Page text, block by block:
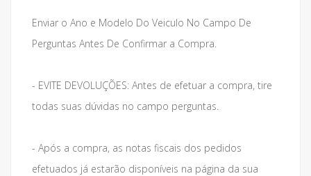
Enviar o Ano e Modelo Do Veiculo No Campo De
Perguntas Antes De Confirmar a Compra.
- EVITE DEVOLUÇÕES: Antes de efetuar a compra, tire
todas suas dúvidas no campo perguntas.
- Após a compra, as notas fiscais dos pedidos
efetuados já estarão disponíveis na página da sua